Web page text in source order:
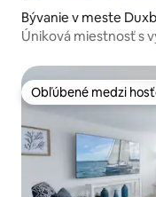
Bývanie v meste
Úniková miestnosť s
Obľúbené medzi
Obľúbené medzi